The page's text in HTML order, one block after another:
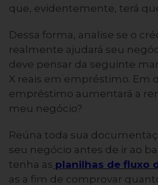
que, evidentemente, terá
Dessa forma, analise se o
realmente ajudará seu
deve pensar da seguinte
X reais em empréstimo. Em
empréstimo aumentará a
meu negócio?
Reúna toda sua
seu negócio antes de ir ao
tenha as planilhas de fluxo
as a fim de comprovar